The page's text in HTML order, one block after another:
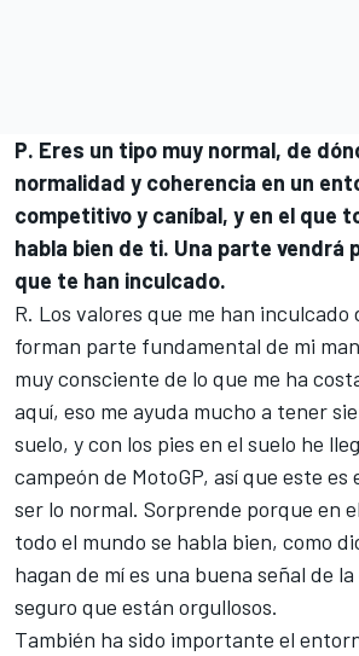
P. Eres un tipo muy normal, de
normalidad y coherencia en un
competitivo y caníbal, y en el que
habla bien de ti. Una parte vendrá
que te han inculcado.
R. Los valores que me han inculcado
forman parte fundamental de mi
muy consciente de lo que me ha
aquí, eso me ayuda mucho a tener
suelo, y con los pies en el suelo he
campeón de MotoGP, así que este es
ser lo normal. Sorprende porque en
todo el mundo se habla bien, como
hagan de mí es una buena señal de
seguro que están orgullosos.
También ha sido importante el